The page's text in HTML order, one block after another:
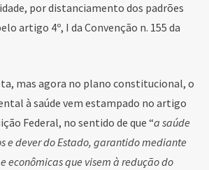
por distanciamento dos padrões
artigo 4º, I da Convenção n. 155 da
mas agora no plano constitucional, o
à saúde vem estampado no artigo
Federal, no sentido de que “a saúde
e dever do Estado, garantido mediante
econômicas que visem à redução do